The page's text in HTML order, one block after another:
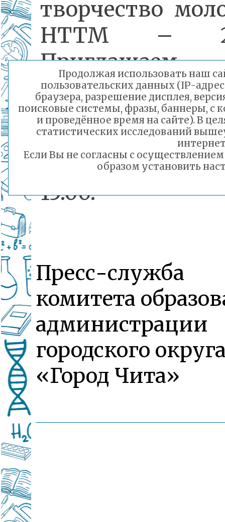
творчество
НТТМ –
Приглашаем
желающих
выставку. 29
с 14.00 до
октября с
13.00.
Пресс-служба
комитета
администрации
городского
«Город Чита»
Продолжая использовать наш
пользовательских данных (IP-
браузера, разрешение дисплея,
поисковые системы, фразы, баннеры, с
и проведённое время на сайте). В
статистических исследований
Если Вы не согласны с
образом установить